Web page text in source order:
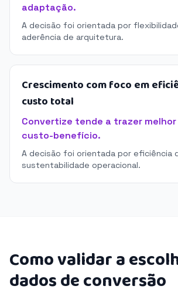
adaptação.
A decisão foi orientada por
aderência de arquitetura.
Crescimento com foco em
custo total
Convertize tende a trazer
custo-benefício.
A decisão foi orientada por eficiência
sustentabilidade operacional.
Como validar a
dados de conversão